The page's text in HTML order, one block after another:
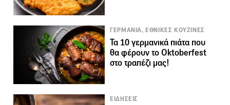
ΓΕΡΜΑΝΙΑ, ΕΘΝΙΚΕΣ ΚΟΥΖΙΝΕΣ
Τα 10 γερμανικά πιάτα που
θα φέρουν το Oktoberfest
στο τραπέζι μας!
ΕΙΔΗΣΕΙΣ